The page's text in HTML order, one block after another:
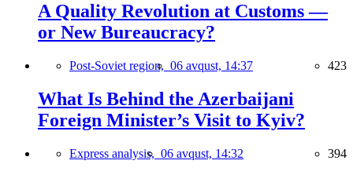
A Quality Revolution at Customs —
or New Bureaucracy?
Post-Soviet region, 06 avqust, 14:37 423
What Is Behind the Azerbaijani
Foreign Minister’s Visit to Kyiv?
Express analysis, 06 avqust, 14:32 394